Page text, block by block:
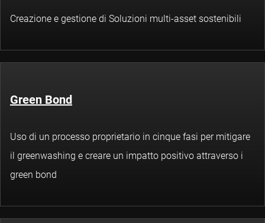
Creazione e gestione di Soluzioni multi-asset sostenibili
Green Bond
Uso di un processo proprietario in cinque fasi per mitigare
il greenwashing e creare un impatto positivo attraverso i
green bond